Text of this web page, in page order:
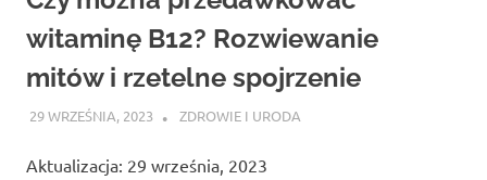
witaminę B12? Rozwiewanie
mitów i rzetelne spojrzenie
29 WRZEŚNIA, 2023 ATROX
ZDROWIE I URODA
Aktualizacja: 29 września, 2023